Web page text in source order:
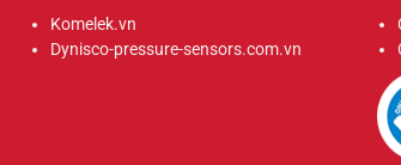
Komelek.vn
Dynisco-pressure-sensors.com.vn